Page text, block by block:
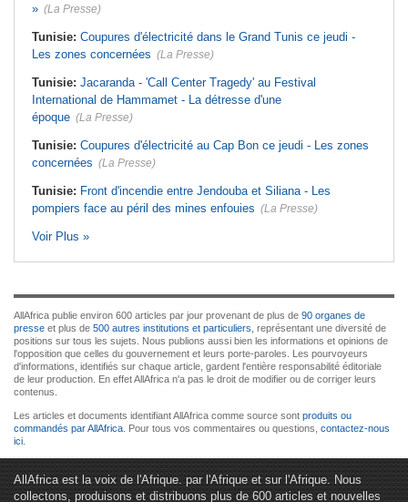
» (La Presse)
Tunisie: Coupures d'électricité dans le Grand Tunis ce jeudi -
Les zones concernées (La Presse)
Tunisie: Jacaranda - 'Call Center Tragedy' au Festival
International de Hammamet - La détresse d'une
époque (La Presse)
Tunisie: Coupures d'électricité au Cap Bon ce jeudi - Les zones
concernées (La Presse)
Tunisie: Front d'incendie entre Jendouba et Siliana - Les
pompiers face au péril des mines enfouies (La Presse)
Voir Plus »
AllAfrica publie environ 600 articles par jour provenant de plus de 90 organes de
presse et plus de 500 autres institutions et particuliers , représentant une diversité de
positions sur tous les sujets. Nous publions aussi bien les informations et opinions de
l'opposition que celles du gouvernement et leurs porte-paroles. Les pourvoyeurs
d'informations, identifiés sur chaque article, gardent l'entière responsabilité éditoriale
de leur production. En effet AllAfrica n'a pas le droit de modifier ou de corriger leurs
contenus.
Les articles et documents identifiant AllAfrica comme source sont produits ou
commandés par AllAfrica . Pour tous vos commentaires ou questions, contactez-nous
ici
AllAfrica est la voix de l'Afrique. par l'Afrique et sur l'Afrique. Nous
collectons, produisons et distribuons plus de 600 articles et nouvelles